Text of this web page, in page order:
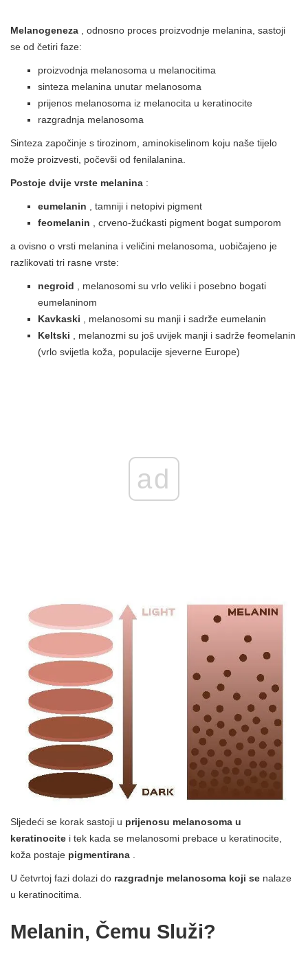
Melanogeneza , odnosno proces proizvodnje melanina, sastoji
se od četiri faze:
proizvodnja melanosoma u melanocitima
sinteza melanina unutar melanosoma
prijenos melanosoma iz melanocita u keratinocite
razgradnja melanosoma
Sinteza započinje s tirozinom, aminokiselinom koju naše tijelo
može proizvesti, počevši od fenilalanina.
Postoje dvije vrste melanina :
eumelanin , tamniji i netopivi pigment
feomelanin , crveno-žućkasti pigment bogat sumporom
a ovisno o vrsti melanina i veličini melanosoma, uobičajeno je
razlikovati tri rasne vrste:
negroid , melanosomi su vrlo veliki i posebno bogati
eumelaninom
Kavkaski , melanosomi su manji i sadrže eumelanin
Keltski , melanozmi su još uvijek manji i sadrže feomelanin
(vrlo svijetla koža, populacije sjeverne Europe)
ad
Sljedeći se korak sastoji u prijenosu melanosoma u
keratinocite i tek kada se melanosomi prebace u keratinocite,
koža postaje pigmentirana
U četvrtoj fazi dolazi do razgradnje melanosoma koji se nalaze
u keratinocitima.
Melanin, Čemu Služi?